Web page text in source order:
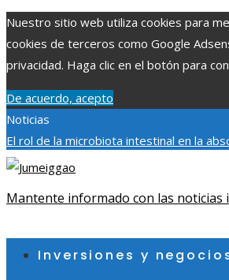
Nuestro sitio web utiliza cookies para
cookies de terceros como Google
privacidad. Haga clic en el botón para
De acuerdo, acepto
Noticias
El rol de la microbiota intestinal en la
Patrimonio de la Humanidad y su
sábado, agosto 8
Mantente informado con las noticias
Inversiones y